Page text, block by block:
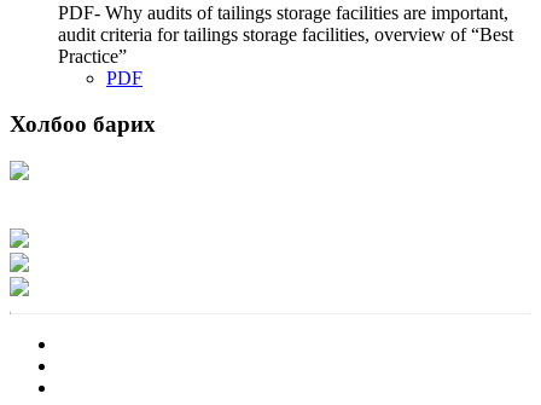
PDF- Why audits of tailings storage facilities are important,
audit criteria for tailings storage facilities, overview of “Best
Practice”
PDF
Холбоо барих